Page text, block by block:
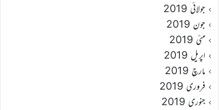
جولائی 2019
جون 2019
مئی 2019
اپریل 2019
مارچ 2019
فروری 2019
جنوری 2019